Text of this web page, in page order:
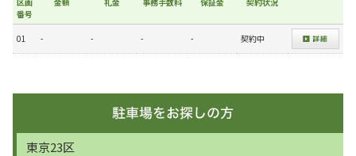
番号
01 - - - - 契約中
東京23区